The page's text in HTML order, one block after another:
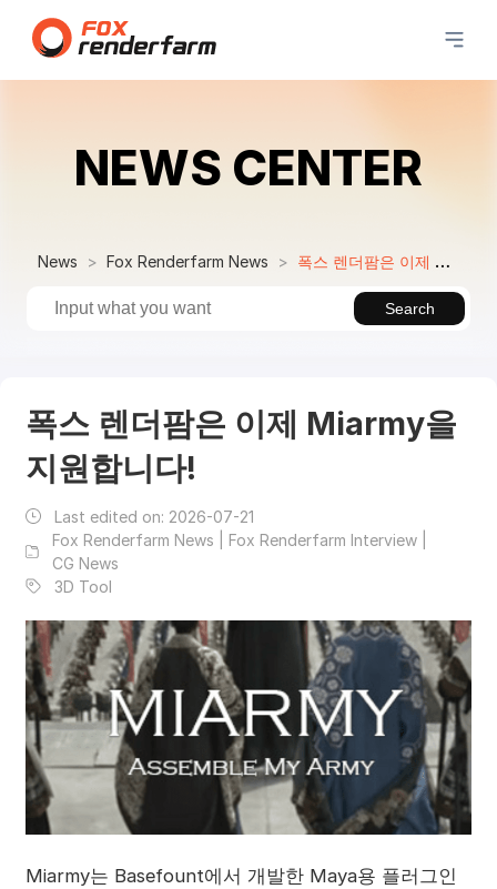
NEWS CENTER
News Fox Renderfarm News 폭스 렌더팜은 이제 Miarmy을 지원합니다!
Search
폭스 렌더팜은 이제 Miarmy을
지원합니다!
Last edited on: 2026-07-21
Fox Renderfarm News | Fox Renderfarm Interview |
CG News
3D Tool
Miarmy는 Basefount에서 개발한 Maya용 플러그인